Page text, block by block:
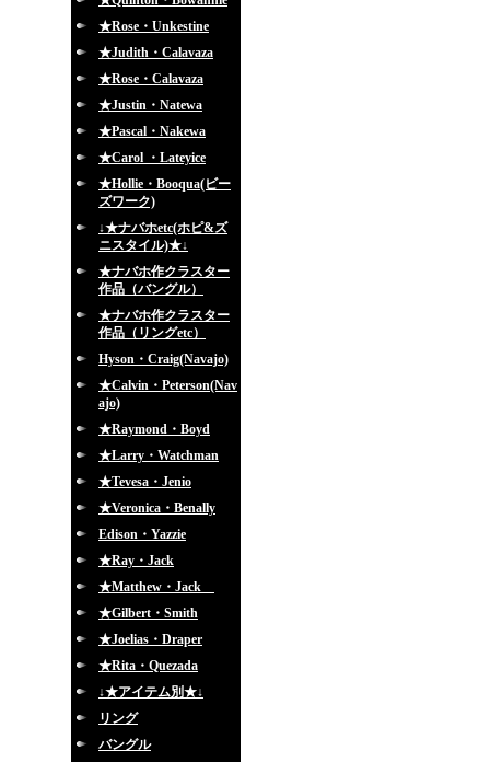
★Rose・Unkestine
★Judith・Calavaza
★Rose・Calavaza
★Justin・Natewa
★Pascal・Nakewa
★Carol ・Lateyice
★Hollie・Booqua(ビー
ズワーク)
↓★ナバホetc(ホピ&ズ
ニスタイル)★↓
★ナバホ作クラスター
作品（バングル）
★ナバホ作クラスター
作品（リングetc）
Hyson・Craig(Navajo)
★Calvin・Peterson(Nav
ajo)
★Raymond・Boyd
★Larry・Watchman
★Tevesa・Jenio
★Veronica・Benally
Edison・Yazzie
★Ray・Jack
★Matthew・Jack
★Gilbert・Smith
★Joelias・Draper
★Rita・Quezada
↓★アイテム別★↓
リング
バングル